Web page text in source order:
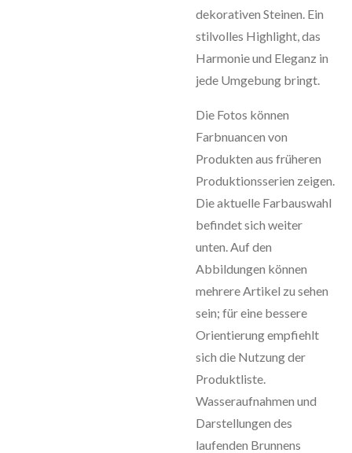
dekorativen Steinen. Ein
stilvolles Highlight, das
Harmonie und Eleganz in
jede Umgebung bringt.
Die Fotos können
Farbnuancen von
Produkten aus früheren
Produktionsserien zeigen.
Die aktuelle Farbauswahl
befindet sich weiter
unten. Auf den
Abbildungen können
mehrere Artikel zu sehen
sein; für eine bessere
Orientierung empfiehlt
sich die Nutzung der
Produktliste.
Wasseraufnahmen und
Darstellungen des
laufenden Brunnens